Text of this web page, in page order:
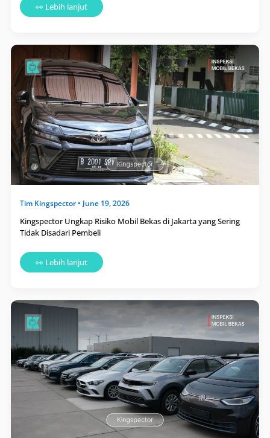
👀 Lebih lanjut
Tim Kingspector• June 19, 2026
Kingspector Ungkap Risiko Mobil Bekas di Jakarta yang Sering
Tidak Disadari Pembeli
Kingspector
Ungkap
Risiko
Mobil
Bekas
di
Jakarta
yang
Sering
Tidak
Disadari
Pembeli
👀 Lebih lanjut
Memahami
Karakter
Mobil
Bekas
Fleet,
Rental,
atau
Pribadi:
Mana
sih
yang
Paling
Layak
Dibeli?